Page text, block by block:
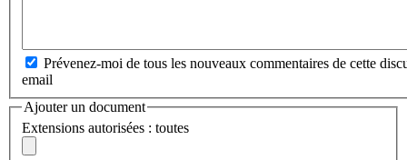
Prévenez-moi de tous les nouveaux commentaires de cette
email
Ajouter un document
Extensions autorisées : toutes